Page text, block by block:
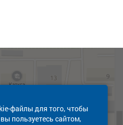
файлы для того, чтобы
пользуетесь сайтом,